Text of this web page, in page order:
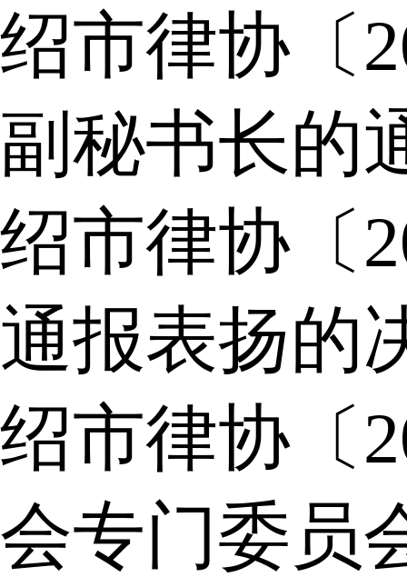
绍市律协〔
副秘书长的
绍市律协〔
通报表扬的
绍市律协〔
会专门委员